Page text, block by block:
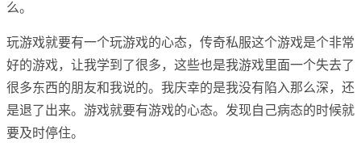
么。
玩游戏就要有一个玩游戏的心态，传奇私服这个游戏是个非常
好的游戏，让我学到了很多，这些也是我游戏里面一个失去了
很多东西的朋友和我说的。我庆幸的是我没有陷入那么深，还
是退了出来。游戏就要有游戏的心态。发现自己病态的时候就
要及时停住。